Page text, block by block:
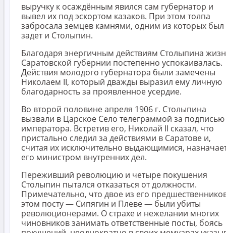
выручку к осаждённым явился сам губернатор и
вывел их под эскортом казаков. При этом толпа
забросала земцев камнями, одним из которых был
задет и Столыпин.
Благодаря энергичным действиям Столыпина
Саратовской губернии постепенно успокаивалась.
Действия молодого губернатора были замечены
Николаем II, который дважды выразил ему личную
благодарность за проявленное усердие.
Во второй половине апреля 1906 г. Столыпина
вызвали в Царское Село телеграммой за подписью
императора. Встретив его, Николай II сказал, что
пристально следил за действиями в Саратове и,
считая их исключительно выдающимися,
его министром внутренних дел.
Переживший революцию и четыре покушения
Столыпин пытался отказаться от должности.
Примечательно, что двое из его
этом посту — Сипягин и Плеве — были убиты
революционерами. О страхе и нежелании многих
чиновников занимать ответственные посты, боясь